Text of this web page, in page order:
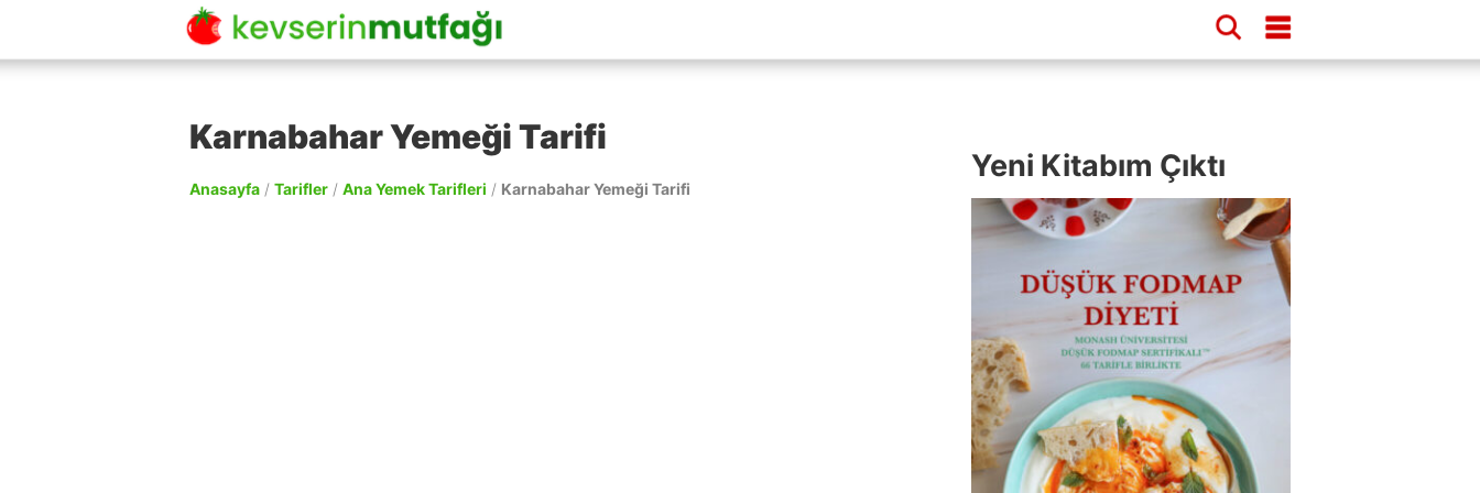
Karnabahar Yemeği Tarifi
Anasayfa / Tarifler / Ana Yemek Tarifleri / Karnabahar Yemeği Tarifi
Yeni Kitabım Çıktı